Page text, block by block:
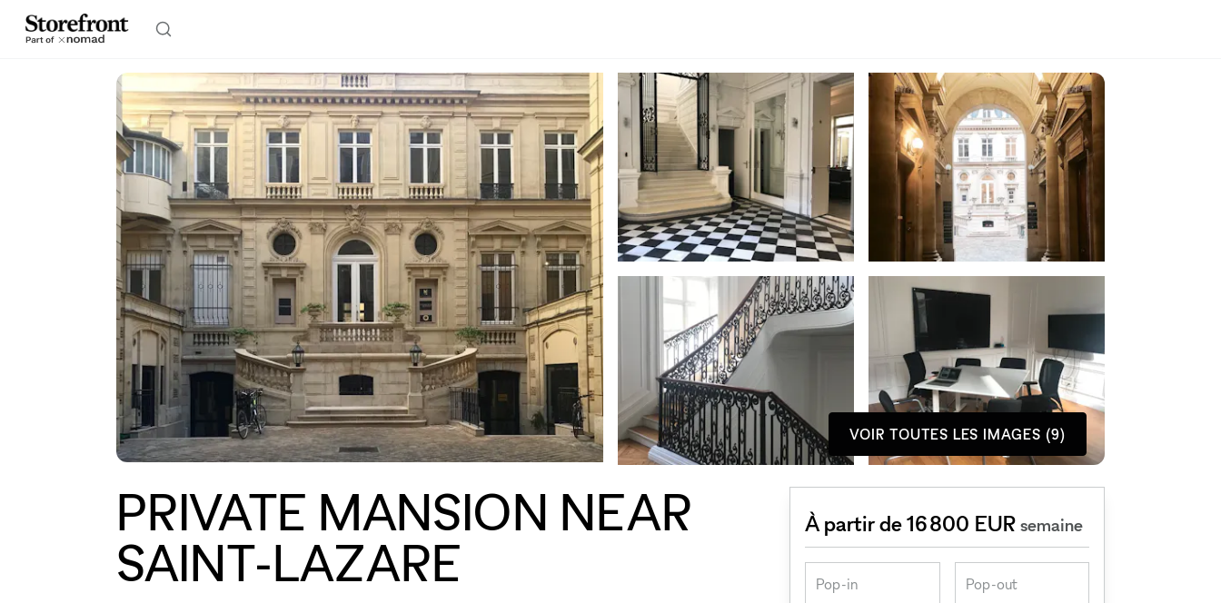
VOIR TOUTES LES IMAGES (9)
PRIVATE MANSION NEAR
SAINT-LAZARE
À partir de 16 800 EURsemaine